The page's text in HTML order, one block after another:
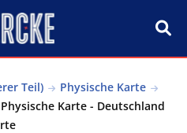
Teil)
Physische Karte
Karte - Deutschland